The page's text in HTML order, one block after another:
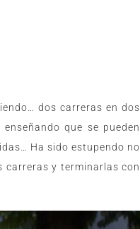
dos carreras en dos
que se pueden
Ha sido estupendo no
carreras y terminarlas con